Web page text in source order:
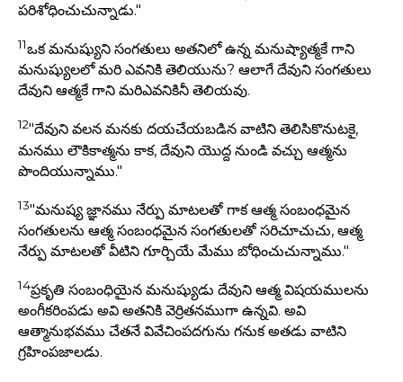
పరిశోధించుచున్నాడు."
11ఒక మనుష్యుని సంగతులు అతనిలో ఉన్న మనుష్యాత్మకే గాని
మనుష్యులలో మరి ఎవనికి తెలియును? ఆలాగే దేవుని సంగతులు
దేవుని ఆత్మకే గాని మరిఎవనికినీ తెలియవు.
12"దేవుని వలన మనకు దయచేయబడిన వాటిని తెలిసికొనుటకై,
మనము లౌకికాత్మను కాక, దేవుని యొద్ద నుండి వచ్చు ఆత్మను
పొందియున్నాము."
13"మనుష్య జ్ఞానము నేర్పు మాటలతో గాక ఆత్మ సంబంధమైన
సంగతులను ఆత్మ సంబంధమైన సంగతులతో సరిచూచుచు, ఆత్మ
నేర్పు మాటలతో వీటిని గూర్చియే మేము బోధించుచున్నాము."
14ప్రకృతి సంబంధియైన మనుష్యుడు దేవుని ఆత్మ విషయములను
అంగీకరింపడు అవి అతనికి వెర్రితనముగా ఉన్నవి. అవి
ఆత్మానుభవము చేతనే వివేచింపదగును గనుక అతడు వాటిని
గ్రహింపజాలడు.